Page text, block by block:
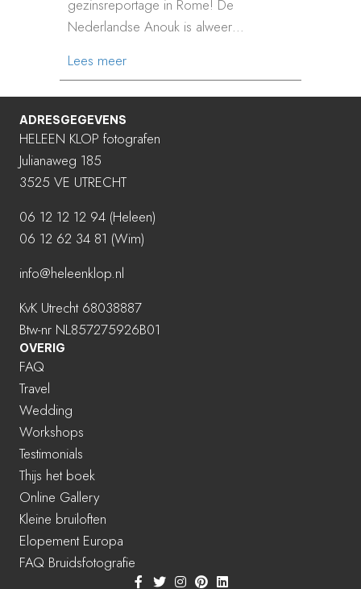
gezinsreportage in Rome! De
Nederlandse Anouk is alweer…
Lees meerabout GEZINSREPORTAGE ROME
ADRESGEGEVENS
HELEEN KLOP fotografen
Julianaweg 185
3525 VE UTRECHT
06 12 12 12 94 (Heleen)
06 12 62 34 81 (Wim)
info@heleenklop.nl
KvK Utrecht 68038887
Btw-nr NL857275926B01
OVERIG
FAQ
Travel
Wedding
Workshops
Testimonials
Thijs het boek
Online Gallery
Kleine bruiloften
Elopement Europa
FAQ Bruidsfotografie